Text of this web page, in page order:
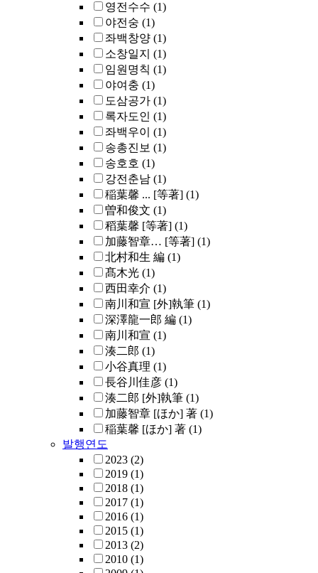
영전수수 (1)
야전숭 (1)
좌백창양 (1)
소창일지 (1)
임원명칙 (1)
야여충 (1)
도삼공가 (1)
록자도인 (1)
좌백우이
(1)
송총진보 (1)
송호호 (1)
강전춘남 (1)
稲葉馨 ... [等著] (1)
曽和俊文 (1)
稻葉馨 [等著] (1)
加藤智章… [等著] (1)
北村和生 編 (1)
髙木光 (1)
西田幸介 (1)
南川和宣 [外]執筆 (1)
深澤龍一郎 編 (1)
南川和宣 (1)
湊二郎 (1)
小谷真理 (1)
長谷川佳彦 (1)
湊二郎 [外]執筆 (1)
加藤智章 [ほか] 著 (1)
稲葉馨 [ほか] 著 (1)
발행연도
2023 (2)
2019 (1)
2018 (1)
2017 (1)
2016 (1)
2015 (1)
2013 (2)
2010 (1)